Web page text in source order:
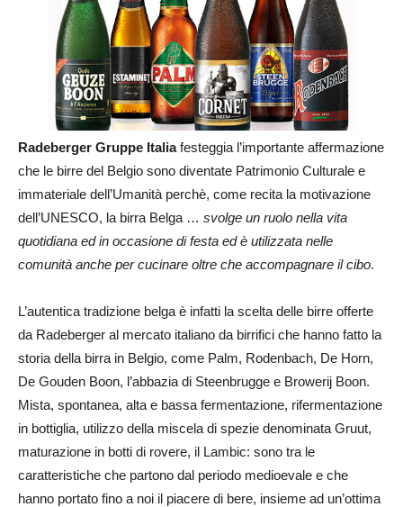
Radeberger Gruppe Italiafesteggia l’importante affermazione
che le birre del Belgio sono diventate Patrimonio Culturale e
immateriale dell’Umanità perchè, come recita la motivazione
dell’UNESCO, la birra Belga … svolge un ruolo nella vita
quotidiana ed in occasione di festa ed è utilizzata nelle
comunità anche per cucinare oltre che accompagnare il cibo.
L’autentica tradizione belga è infatti la scelta delle birre offerte
da Radeberger al mercato italiano da birrifici che hanno fatto la
storia della birra in Belgio, come Palm, Rodenbach, De Horn,
De Gouden Boon, l’abbazia di Steenbrugge e Browerij Boon.
Mista, spontanea, alta e bassa fermentazione, rifermentazione
in bottiglia, utilizzo della miscela di spezie denominata Gruut,
maturazione in botti di rovere, il Lambic: sono tra le
caratteristiche che partono dal periodo medioevale e che
hanno portato fino a noi il piacere di bere, insieme ad un’ottima